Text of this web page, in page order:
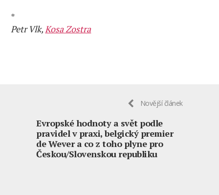
*
Petr Vlk, Kosa Zostra
Novější článek
Evropské hodnoty a svět podle
pravidel v praxi, belgický premier
de Wever a co z toho plyne pro
Českou/Slovenskou republiku